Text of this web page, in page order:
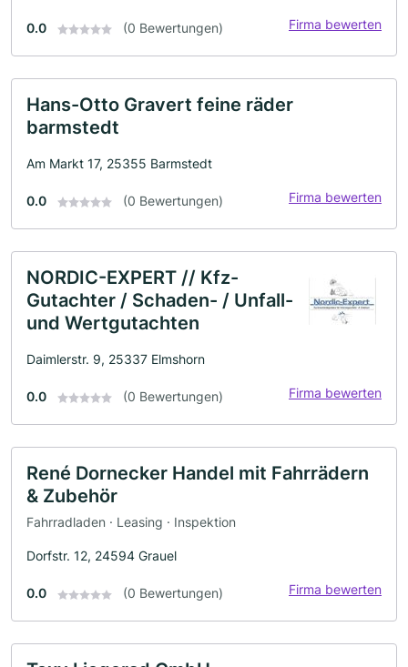
0.0 (0 Bewertungen) Firma bewerten
Hans-Otto Gravert feine räder
barmstedt
Am Markt 17, 25355 Barmstedt
0.0 (0 Bewertungen) Firma bewerten
NORDIC-EXPERT // Kfz-
Gutachter / Schaden- / Unfall-
und Wertgutachten
Daimlerstr. 9, 25337 Elmshorn
0.0 (0 Bewertungen) Firma bewerten
René Dornecker Handel mit Fahrrädern
& Zubehör
Fahrradladen · Leasing · Inspektion
Dorfstr. 12, 24594 Grauel
0.0 (0 Bewertungen) Firma bewerten